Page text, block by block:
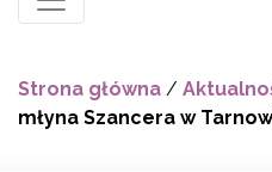
Strona główna /
młyna Szancera w